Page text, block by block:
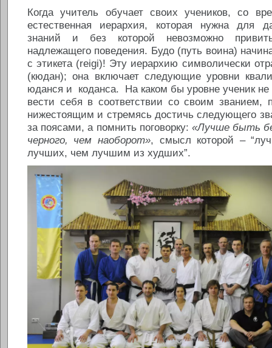
Когда учитель обучает своих учеников, со
естественная иерархия, которая нужна для
знаний и без которой невозможно
надлежащего поведения. Будо (путь воина)
с этикета (reigi)! Эту иерархию символически
(кюдан); она включает следующие уровни
юданся и коданса. На каком бы уровне ученик не
вести себя в соответствии со своим званием,
нижестоящим и стремясь достичь следующего
за поясами, а помнить поговорку: «Лучше быть
черного, чем наоборот», смысл которой –
лучших, чем лучшим из худших”.